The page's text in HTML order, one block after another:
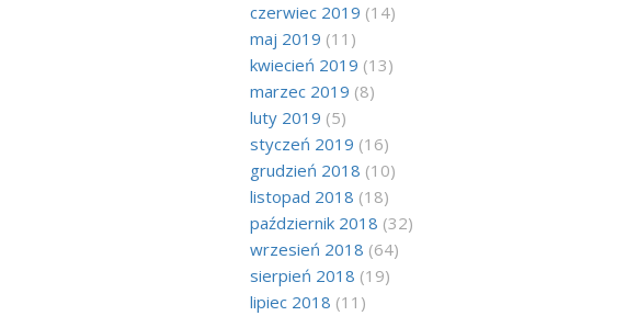
czerwiec 2019 (14)
maj 2019 (11)
kwiecień 2019 (13)
marzec 2019 (8)
luty 2019 (5)
styczeń 2019 (16)
grudzień 2018 (10)
listopad 2018 (18)
październik 2018 (32)
wrzesień 2018 (64)
sierpień 2018 (19)
lipiec 2018 (11)